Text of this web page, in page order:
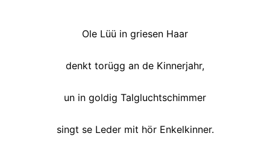
Ole Lüü in griesen Haar
denkt torügg an de Kinnerjahr,
un in goldig Talgluchtschimmer
singt se Leder mit hör Enkelkinner.